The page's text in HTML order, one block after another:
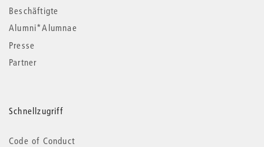
Beschäftigte
Alumni*Alumnae
Presse
Partner
Schnellzugriff
Code of Conduct